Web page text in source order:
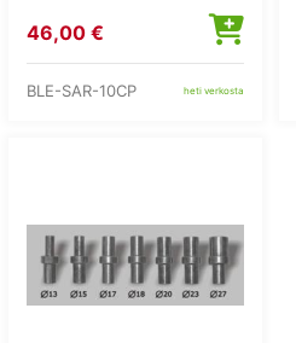
46,00 €
BLE-SAR-10CP heti verkosta